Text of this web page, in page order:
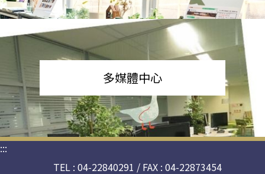
多媒體中心
:::
TEL : 04-22840291 / FAX : 04-22873454